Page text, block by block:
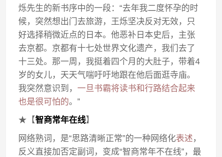
烁先生的新书序中的一段：“去年我二度怀孕的时
候，突然想出门去旅游，王烁坚决反对无效，只
好选择稍微近点的日本。他恶补日本史后，主张
去京都。京都有十七处世界文化遗产，我们去了
十三处。那一周，我挺着四个月的大肚子，带着4
岁的女儿，天天气喘吁吁地跟在他后面逛寺庙。
我突然意识到，一旦书霸将读书和行路结合起来
也是很可怕的。”
★【智商常年在线】
网络熟词，是“思路清晰正常”的一种网络化表述 ，
反义直接加否定副词，变成“智商常年不在线”，最